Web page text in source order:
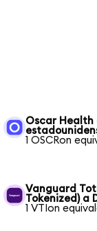
Oscar Health
1 OSCRon
Vanguard
Tokenized) a
1 VTIon